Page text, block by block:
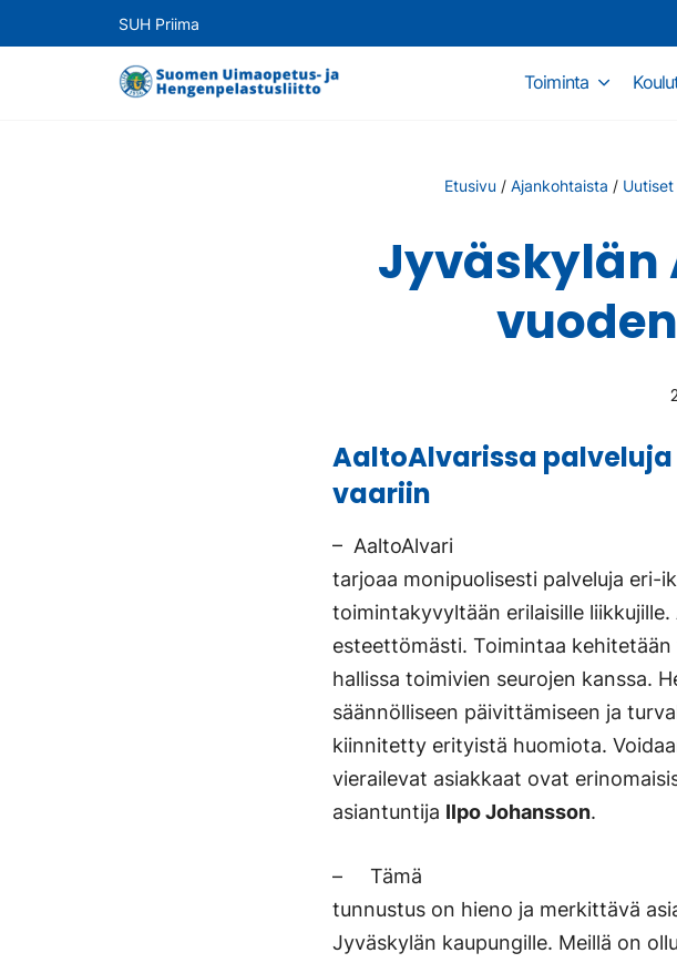
SUH Priima
Toiminta
Etusivu / Ajankohtaista / Uutiset
Jyväskylän
AaltoAlvarissa
vaariin
– AaltoAlvari
tarjoaa monipuolisesti palveluja eri-
toimintakyvyltään erilaisille
esteettömästi. Toimintaa
hallissa toimivien seurojen kanssa.
säännölliseen päivittämiseen ja
kiinnitetty erityistä huomiota.
vierailevat asiakkaat ovat
asiantuntija Ilpo Johansson.
– Tämä
tunnustus on hieno ja merkittävä
Jyväskylän kaupungille. Meillä on